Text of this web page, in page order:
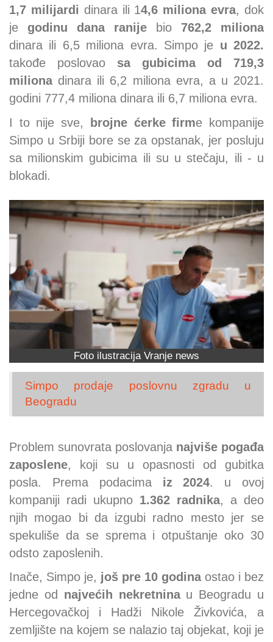
1,7 milijardi dinara ili 14,6 miliona evra, dok
je godinu dana ranije bio 762,2 miliona
dinara ili 6,5 miliona evra. Simpo je u 2022.
takođe poslovao sa gubicima od 719,3
miliona dinara ili 6,2 miliona evra, a u 2021.
godini 777,4 miliona dinara ili 6,7 miliona evra.
I to nije sve, brojne ćerke firme kompanije
Simpo u Srbiji bore se za opstanak, jer posluju
sa milionskim gubicima ili su u stečaju, ili - u
blokadi.
Foto ilustracija Vranje news
Simpo prodaje poslovnu zgradu u
Beogradu
Problem sunovrata poslovanja najviše pogađa
zaposlene, koji su u opasnosti od gubitka
posla. Prema podacimaiz 2024. u ovoj
kompaniji radi ukupno 1.362 radnika, a deo
njih mogao bi da izgubi radno mesto jer se
spekuliše da se sprema i otpuštanje oko 30
odsto zaposlenih.
Inače, Simpo je, još pre 10 godinaostao i bez
jedne od najvećih nekretnina u Beogradu u
Hercegovačkoj i Hadži Nikole Živkovića, a
zemljište na kojem se nalazio taj objekat, koji je